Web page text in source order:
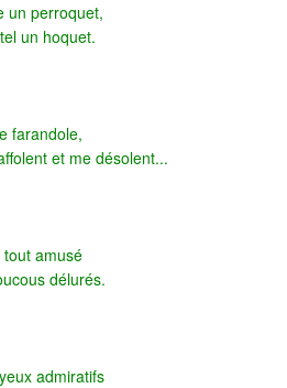
un perroquet,
un hoquet.
farandole,
et me désolent...
amusé
délurés.
admiratifs